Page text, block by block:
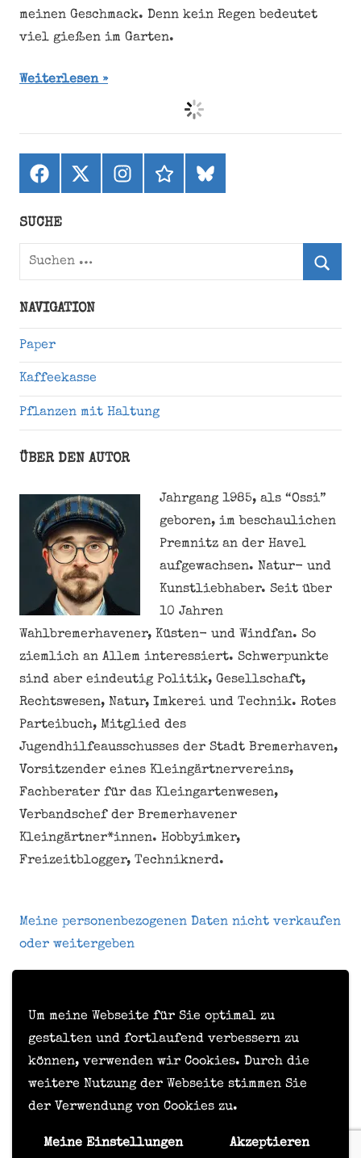
Um meine Webseite für Sie optimal zu
gestalten und fortlaufend verbessern zu
können, verwenden wir Cookies. Durch die
weitere Nutzung der Webseite stimmen Sie
der Verwendung von Cookies zu.
Meine Einstellungen Akzeptieren
meinen Geschmack. Denn kein Regen bedeutet
viel gießen im Garten.
Weiterlesen
(ehemals
Twitter)
Suchen
nach:
geboren, im beschaulichen
Premnitz an der Havel
aufgewachsen. Natur- und
Kunstliebhaber. Seit über
10 Jahren
Wahlbremerhavener, Küsten- und Windfan. So
ziemlich an Allem interessiert. Schwerpunkte
sind aber eindeutig Politik, Gesellschaft,
Rechtswesen, Natur, Imkerei und Technik. Rotes
Parteibuch, Mitglied des
Jugendhilfeausschusses der Stadt Bremerhaven,
Vorsitzender eines Kleingärtnervereins,
Fachberater für das Kleingartenwesen,
Verbandschef der Bremerhavener
Kleingärtner*innen. Hobbyimker,
Freizeitblogger, Techniknerd.
oder weitergeben
Impressum
Formular zur Anforderung von Benutzerdaten